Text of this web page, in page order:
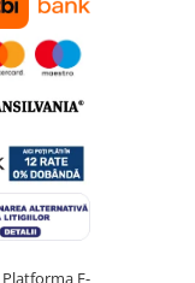
Platforma E-